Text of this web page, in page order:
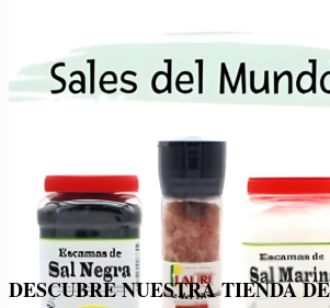
DESCUBRE NUESTRA TIENDA